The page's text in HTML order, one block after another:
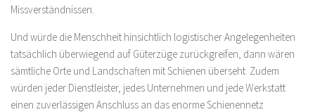
Missverständnissen.
Und würde die Menschheit hinsichtlich logistischer Angelegenheiten
tatsächlich überwiegend auf Güterzüge zurückgreifen, dann wären
sämtliche Orte und Landschaften mit Schienen überseht. Zudem
würden jeder Dienstleister, jedes Unternehmen und jede Werkstatt
einen zuverlässigen Anschluss an das enorme Schienennetz